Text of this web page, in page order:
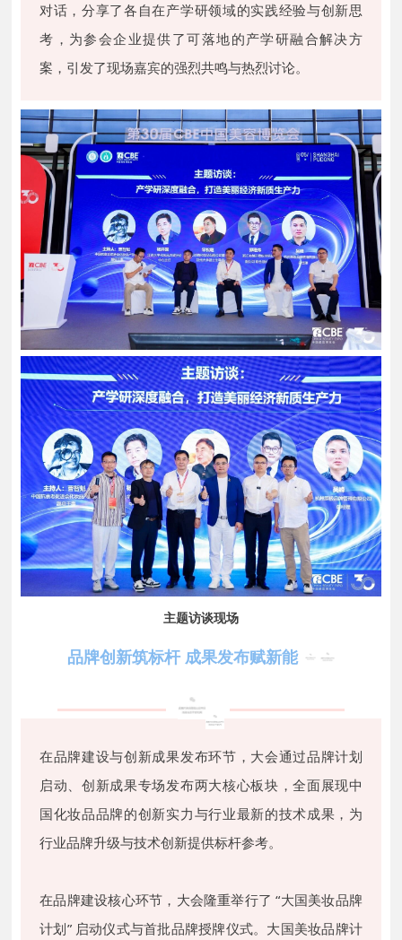
对话，分享了各自在产学研领域的实践经验与创新思
考，为参会企业提供了可落地的产学研融合解决方
案，引发了现场嘉宾的强烈共鸣与热烈讨论。
主题访谈现场
品牌创新筑标杆 成果发布赋新能
在品牌建设与创新成果发布环节，大会通过品牌计划
启动、创新成果专场发布两大核心板块，全面展现中
国化妆品品牌的创新实力与行业最新的技术成果，为
行业品牌升级与技术创新提供标杆参考。
在品牌建设核心环节，大会隆重举行了 “大国美妆品牌
计划” 启动仪式与首批品牌授牌仪式。 大国美妆品牌计